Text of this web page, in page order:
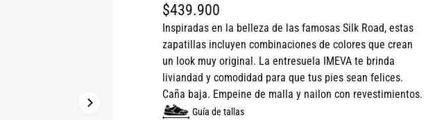
$439.900
Inspiradas en la belleza de las famosas Silk Road, estas
zapatillas incluyen combinaciones de colores que crean
un look muy original. La entresuela IMEVA te brinda
liviandad y comodidad para que tus pies sean felices.
Caña baja. Empeine de malla y nailon con revestimientos.
Guía de tallas